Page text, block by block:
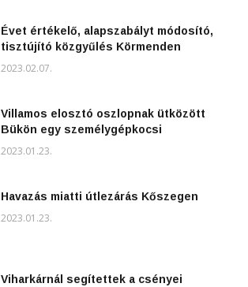
Évet értékelő, alapszabályt módosító,
tisztújító közgyűlés Körmenden
2023.02.07.
Villamos elosztó oszlopnak ütközött
Bükön egy személygépkocsi
2023.01.23.
Havazás miatti útlezárás Kőszegen
2023.01.23.
Viharkárnál segítettek a csényei